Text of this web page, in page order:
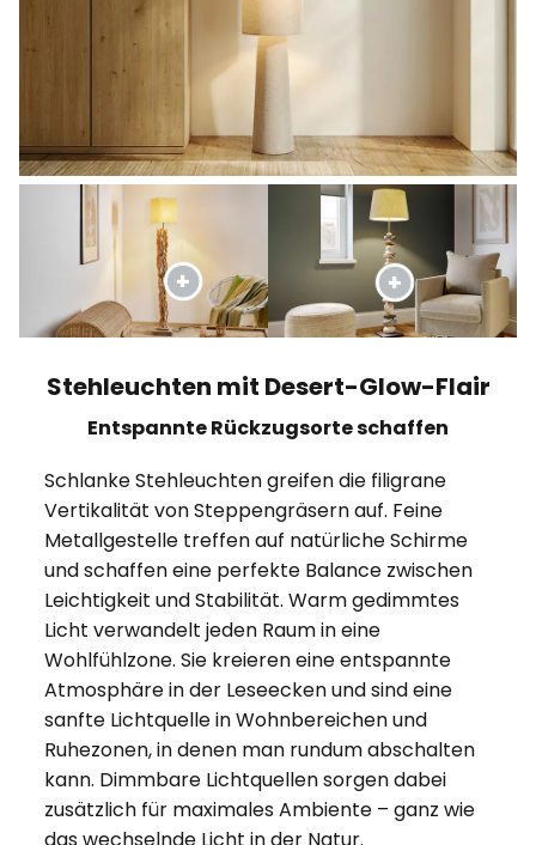
Stehleuchten mit Desert-Glow-Flair
Entspannte Rückzugsorte schaffen
Schlanke Stehleuchten greifen die filigrane
Vertikalität von Steppengräsern auf. Feine
Metallgestelle treffen auf natürliche Schirme
und schaffen eine perfekte Balance zwischen
Leichtigkeit und Stabilität. Warm gedimmtes
Licht verwandelt jeden Raum in eine
Wohlfühlzone. Sie kreieren eine entspannte
Atmosphäre in der Leseecken und sind eine
sanfte Lichtquelle in Wohnbereichen und
Ruhezonen, in denen man rundum abschalten
kann. Dimmbare Lichtquellen sorgen dabei
zusätzlich für maximales Ambiente – ganz wie